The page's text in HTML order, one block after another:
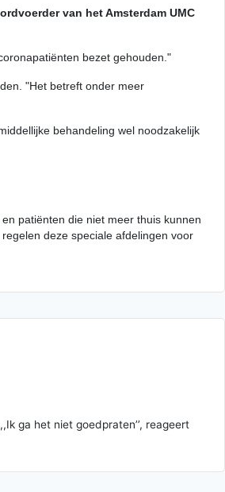
van het Amsterdam UMC
bezet gehouden."
"Het betreft onder meer
behandeling wel noodzakelijk
patiënten die niet meer thuis kunnen
deze speciale afdelingen voor
ga het niet goedpraten’’, reageert